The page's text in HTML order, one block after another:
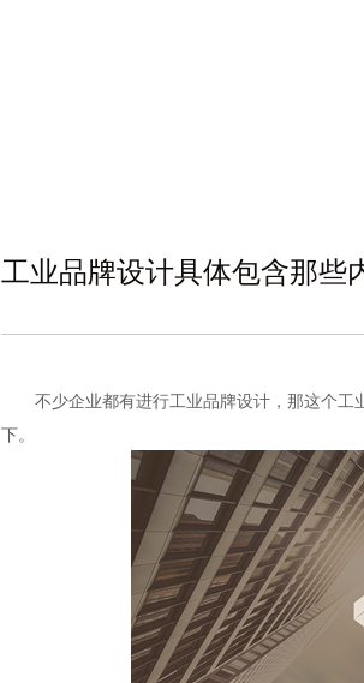
工业品牌设计具体包含那些
不少企业都有进行工业品牌设计，那这个工
下。